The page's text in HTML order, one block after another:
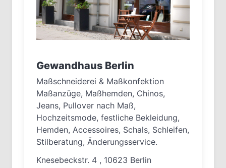
Gewandhaus Berlin
Maßschneiderei & Maßkonfektion
Maßanzüge, Maßhemden, Chinos,
Jeans, Pullover nach Maß,
Hochzeitsmode, festliche Bekleidung,
Hemden, Accessoires, Schals, Schleifen,
Stilberatung, Änderungsservice.
Knesebeckstr. 4 , 10623 Berlin